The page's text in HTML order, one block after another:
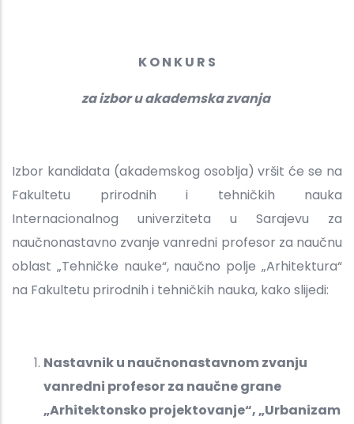
K O N K U R S
za izbor u akademska zvanja
Izbor kandidata (akademskog osoblja) vršit će se na
Fakultetu prirodnih i tehničkih nauka
Internacionalnog univerziteta u Sarajevu za
naučnonastavno zvanje vanredni profesor za naučnu
oblast „Tehničke nauke“, naučno polje „Arhitektura“
na Fakultetu prirodnih i tehničkih nauka, kako slijedi:
Nastavnik u naučnonastavnom zvanju
vanredni profesor za naučne grane
„Arhitektonsko projektovanje“, „Urbanizam